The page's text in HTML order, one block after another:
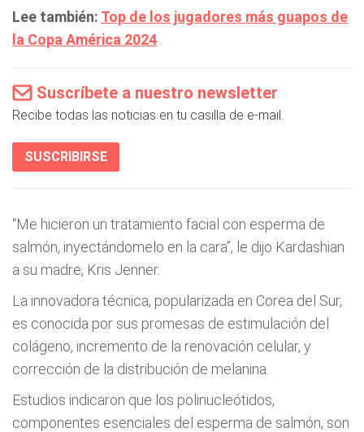
Lee también: Top de los jugadores más guapos de
la Copa América 2024
Suscríbete a nuestro newsletter
Recibe todas las noticias en tu casilla de e-mail.
SUSCRIBIRSE
“Me hicieron un tratamiento facial con esperma de
salmón, inyectándomelo en la cara”, le dijo Kardashian
a su madre, Kris Jenner.
La innovadora técnica, popularizada en Corea del Sur,
es conocida por sus promesas de estimulación del
colágeno, incremento de la renovación celular, y
corrección de la distribución de melanina.
Estudios indicaron que los polinucleótidos,
componentes esenciales del esperma de salmón, son